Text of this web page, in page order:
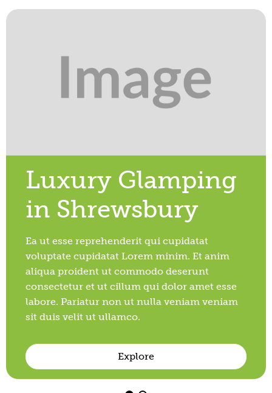
Luxury Glamping
in Shrewsbury
Ea ut esse reprehenderit qui cupidatat
voluptate cupidatat Lorem minim. Et anim
aliqua proident ut commodo deserunt
consectetur et ut cillum qui dolor amet esse
labore. Pariatur non ut nulla veniam veniam
sit duis velit ut ullamco.
Explore